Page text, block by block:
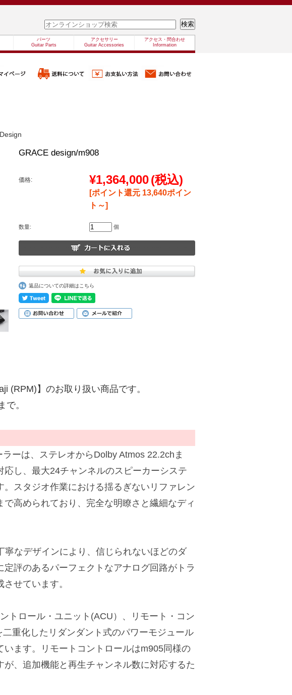
パーツ
Guitar Parts
アクセサリー
Guitar Accessories
アクセス・問合わせ
Information
GRACE design/m908
価格: ¥1,364,000(税込)
[ポイント還元 13,640ポイン
ト～]
数量: 個
返品についての詳細はこちら
(RPM)】のお取り扱い商品です。
で。
ーは、ステレオからDolby Atmos 22.2chま
し、最大24チャンネルのスピーカーシステ
スタジオ作業における揺るぎないリファレン
高められており、完全な明瞭さと繊細なディ
なデザインにより、信じられないほどのダ
評のあるパーフェクトなアナログ回路がトラ
せています。
トロール・ユニット(ACU）、リモート・コン
重化したリダンダント式のパワーモジュール
ます。リモートコントロールはm905同様の
、追加機能と再生チャンネル数に対応するた